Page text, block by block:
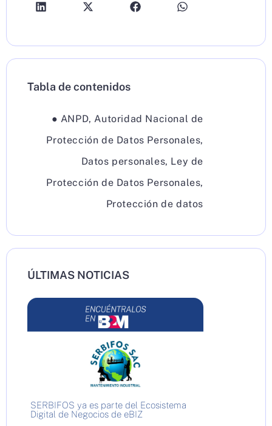
Tabla de contenidos
● ANPD,Autoridad Nacional de
Protección de Datos Personales,
Datos personales, Ley de
Protección de Datos Personales,
Protección de datos
ÚLTIMAS NOTICIAS
SERBIFOS ya es parte del Ecosistema
Digital de Negocios de eBIZ